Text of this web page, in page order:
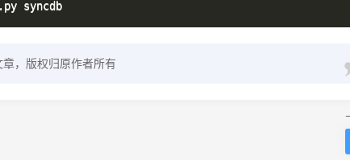
章，版权归原作者所有